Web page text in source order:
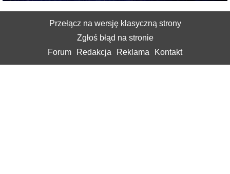
Przełącz na wersję klasyczną strony
Zgłoś błąd na stronie
Forum
Redakcja Reklama Kontakt